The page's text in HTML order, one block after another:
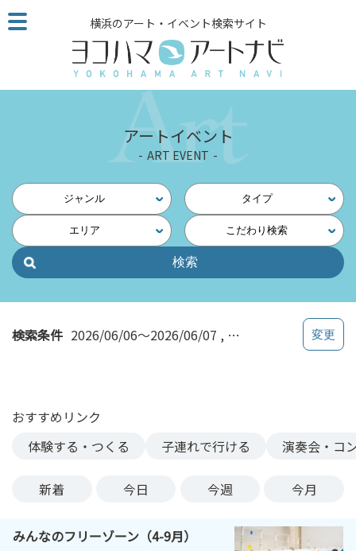
こ
の
ジ
読
他
ペ
の
横浜のアート・イベント検索サイト
アートイベント
ART EVENT
ジャンル タイプ
エリア こだわり検索
検索条件 2026/06/06～2026/06/07 体験する・つくる
おすすめリンク
体験する・つくる
子連れで行ける 演奏会・コ
新着 今日 今週 今月
みんなのフリーゾーン（4-9月）